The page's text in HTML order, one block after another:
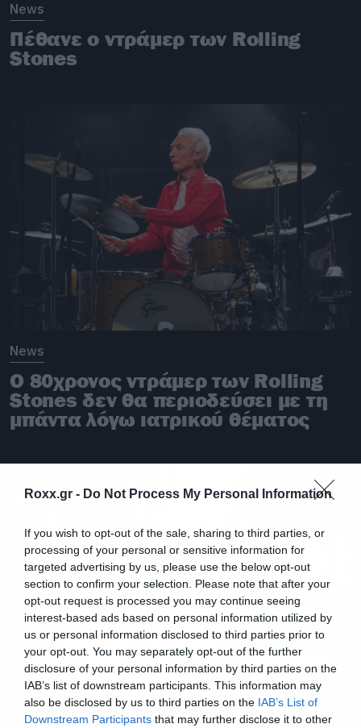
Roxx.gr - Do Not Process My Personal Information
If you wish to opt-out of the sale, sharing to third parties, or
processing of your personal or sensitive information for
targeted advertising by us, please use the below opt-out
section to confirm your selection. Please note that after your
opt-out request is processed you may continue seeing
interest-based ads based on personal information utilized by
us or personal information disclosed to third parties prior to
your opt-out. You may separately opt-out of the further
disclosure of your personal information by third parties on the
IAB’s list of downstream participants. This information may
also be disclosed by us to third parties on the IAB’s List of
Downstream Participants that may further disclose it to other
News
Πέθανε ο ντράμερ των Rolling
Stones
News
O 80χρονος ντράμερ των Rolling
Stones δεν θα περιοδεύσει με τη
μπάντα λόγω ιατρικού θέματος
News